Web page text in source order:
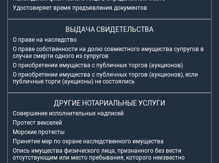
Удостоверяет время предъявления документов
ВЫДАЧА СВИДЕТЕЛЬСТВА
О праве на наследство
О праве собственности на долю совместного имущества супругов в
случае смерти одного из супругов
О приобретении имущества с публичных торгов (аукционов)
О приобретении имущества с публичных торгов (аукционов), если
публичные торги (аукционы) не состоялись
ДРУГИЕ НОТАРИАЛЬНЫЕ УСЛУГИ
Совершение исполнительных надписей
Протест векселей
Морские протесты
Принятие мер по охране наследственного имущества
Опись имущества физического лица, признанного без вести
отсутствующим или место пребывания, которого неизвестно